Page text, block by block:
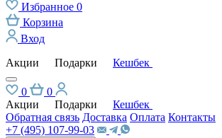
Избранное 0
Корзина
Вход
Акции
Подарки Кешбек
0
0
Акции
Подарки
Кешбек
Обратная связь Доставка Оплата Контакты
+7 (495) 107-99-03